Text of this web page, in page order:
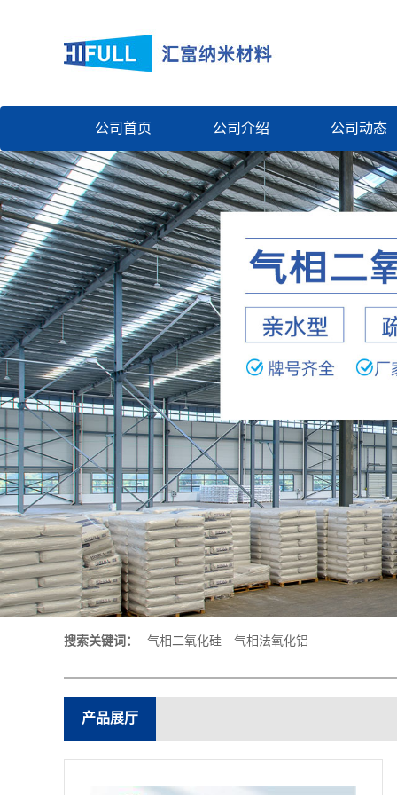
公司首页 公司介绍 公司动态
搜索关键词： 气相二氧化硅 气相法氧化铝
产品展厅